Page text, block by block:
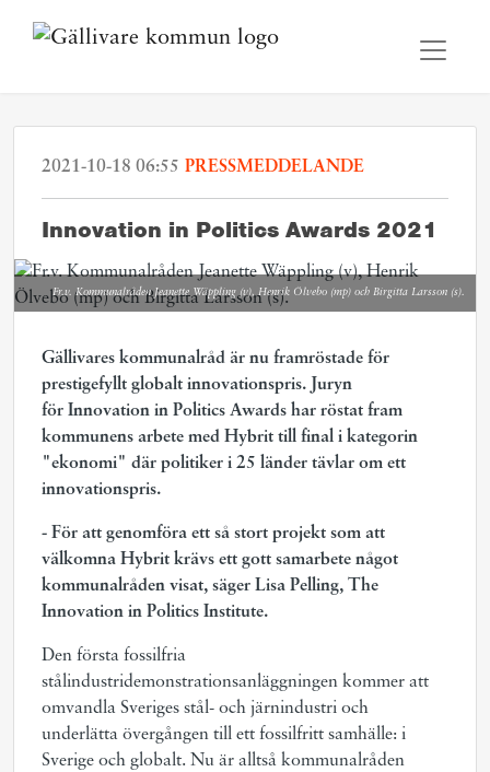
2021-10-18 06:55 PRESSMEDDELANDE
Innovation in Politics Awards 2021
Fr.v. Kommunalråden Jeanette Wäppling (v), Henrik Ölvebo (mp) och Birgitta Larsson (s).
Gällivares kommunalråd är nu framröstade för
prestigefyllt globalt innovationspris. Juryn
för Innovation in Politics Awards har röstat fram
kommunens arbete med Hybrit till final i kategorin
"ekonomi" där politiker i 25 länder tävlar om ett
innovationspris.
- För att genomföra ett så stort projekt som att
välkomna Hybrit krävs ett gott samarbete något
kommunalråden visat, säger Lisa Pelling, The
Innovation in Politics Institute.
Den första fossilfria
stålindustridemonstrationsanläggningen kommer att
omvandla Sveriges stål- och järnindustri och
underlätta övergången till ett fossilfritt samhälle: i
Sverige och globalt. Nu är alltså kommunalråden